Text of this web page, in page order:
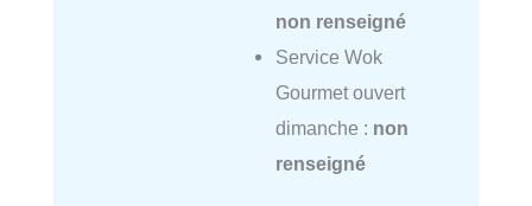
non renseigné
Service Wok
Gourmet ouvert
dimanche : non
renseigné